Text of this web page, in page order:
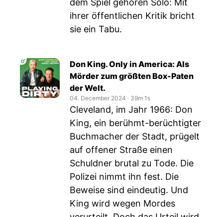
dem Spiel gehören Solo: Mit
ihrer öffentlichen Kritik bricht
sie ein Tabu.
Don King. Only in America: Als
Mörder zum größten Box-Paten
der Welt.
04. December 2024 ‧ 39m 1s
Cleveland, im Jahr 1966: Don
King, ein berühmt-berüchtigter
Buchmacher der Stadt, prügelt
auf offener Straße einen
Schuldner brutal zu Tode. Die
Polizei nimmt ihn fest. Die
Beweise sind eindeutig. Und
King wird wegen Mordes